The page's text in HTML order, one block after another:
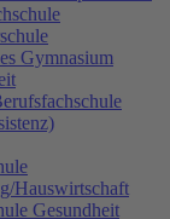
Gymnasium
Hauswirtschaft
Gesundheit